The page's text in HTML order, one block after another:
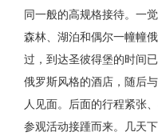
同一般的高规格接待。一
森林、湖泊和偶尔一幢幢
过，到达圣彼得堡的时间
俄罗斯风格的酒店，随后
人见面。后面的行程紧张
参观活动接踵而来。几天